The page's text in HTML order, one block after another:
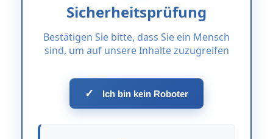
Sicherheitsprüfung
Bestätigen Sie bitte, dass Sie ein Mensch
sind, um auf unsere Inhalte zuzugreifen
✓ Ich bin kein Roboter